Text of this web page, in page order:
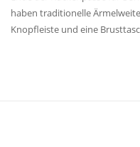
haben traditionelle
Knopfleiste und eine